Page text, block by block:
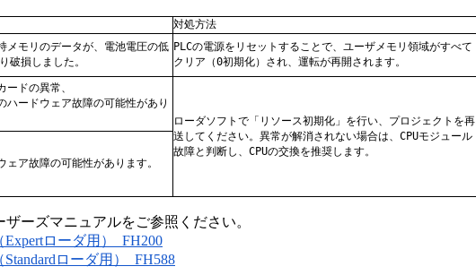
対処方法
メモリのデータが、電池電圧の低
破損しました。
PLCの電源をリセットすることで、ユーザメモリ領域がすべて
クリア（0初期化）され、運転が再開されます。
ードの異常、
ハードウェア故障の可能性があり
ローダソフトで「リソース初期化」を行い、プロジェクトを再
送してください。異常が解消されない場合は、CPUモジュール
故障と判断し、CPUの交換を推奨します。
ェア故障の可能性があります。
ーズマニュアルをご参照ください。
ローダ用）_FH200
ローダ用）_FH588